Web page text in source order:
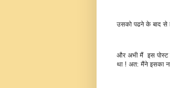
उसको पढने के बाद
और अभी मैं इस पोस्ट
था ! अत: मैंने इसका